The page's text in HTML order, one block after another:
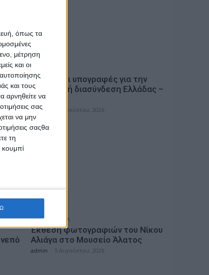
όπως τα
μέτρηση
και οι
και τους
αρνηθείτε να
σας
να μην
σαςθα
τη
κουμπί
της
ΠΟΛΙΤΙΚΗ
Έπεσαν οι υπογραφές για την
ηλεκτρική διασύνδεση Ελλάδας –
Κύπρου
admin 5 Αυγούστου, 2026
ΕΠΙΚΑΙΡΟΤΗΤΑ
Έκθεση φωτογραφιών του Νίκου
Αλιάγα στο Μουσείο Άλατος
admin 5 Αυγούστου, 2026